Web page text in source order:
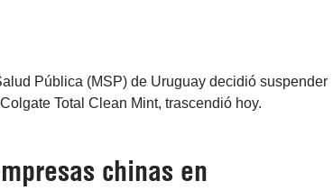
Pública (MSP) de Uruguay decidió suspender
Total Clean Mint, trascendió hoy.
chinas en